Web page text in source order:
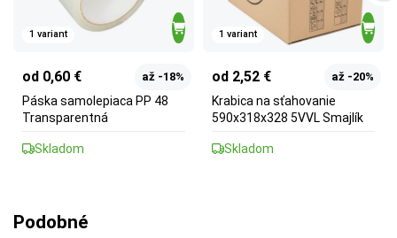
1 variant
od 0,60 € až -18%
Páska samolepiaca PP 48
Transparentná
Skladom
1 variant
od 2,52 € až -20%
Krabica na sťahovanie
590x318x328 5VVL Smajlík
Skladom
Podobné